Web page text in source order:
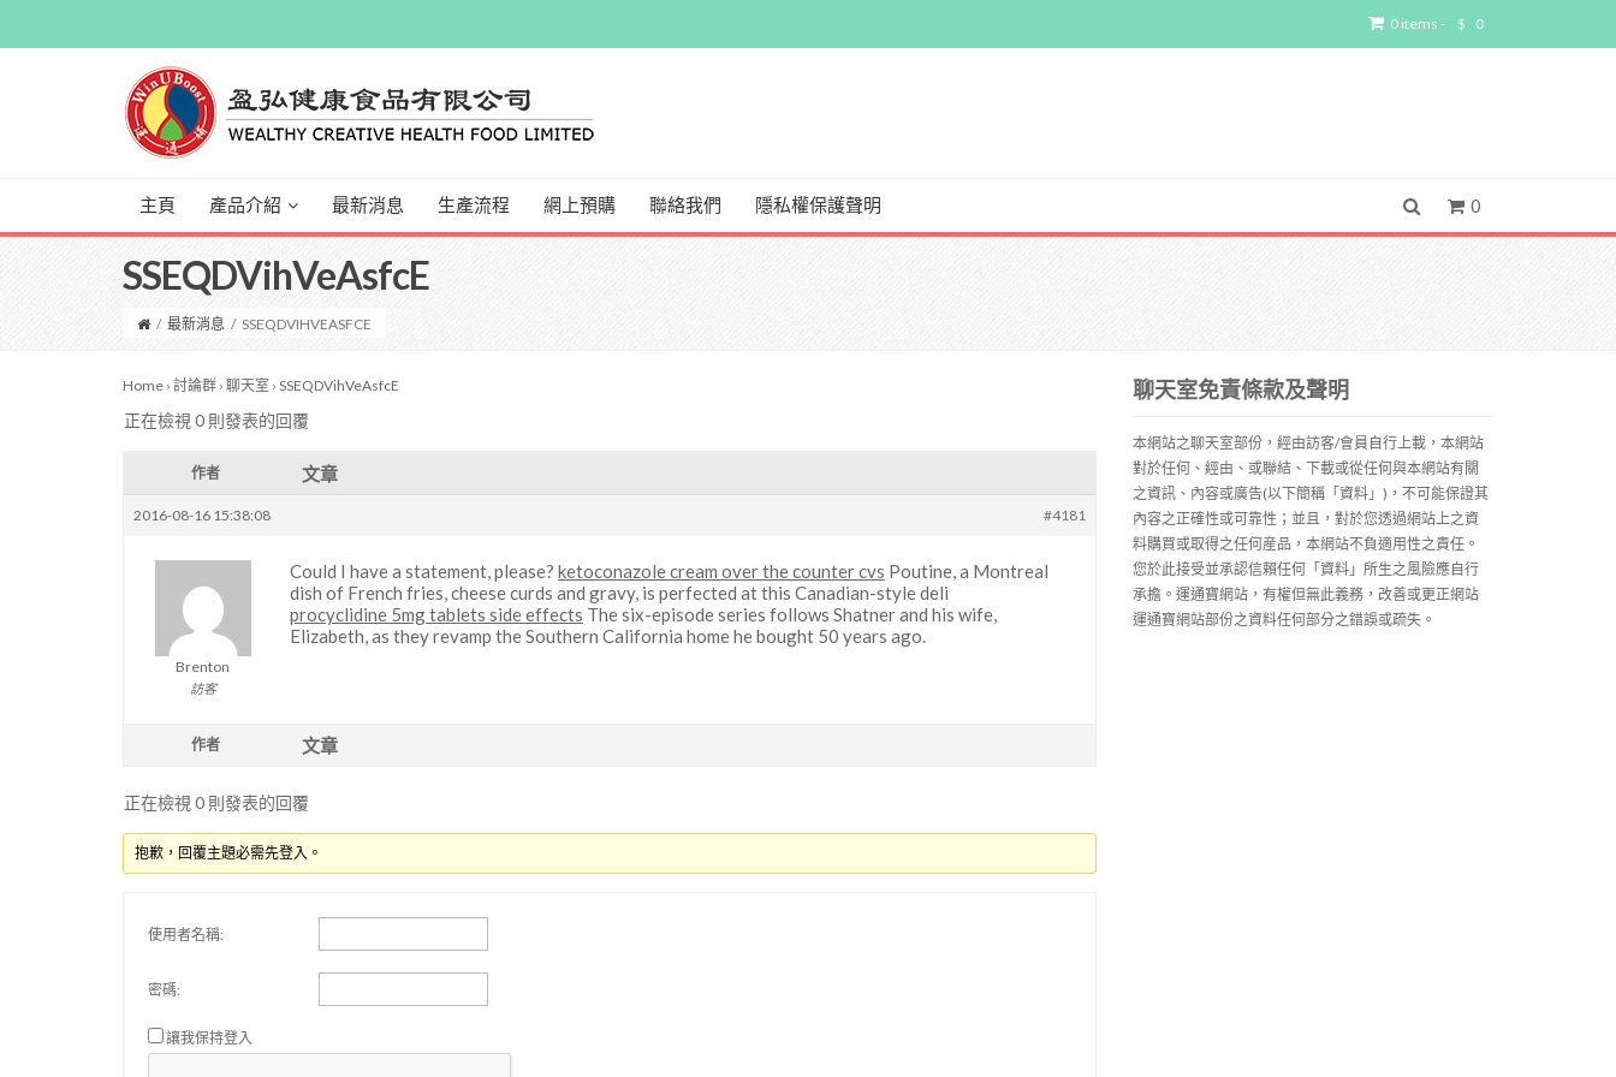
0 items - $ 0
主頁 產品介紹 最新消息 生產流程 網上預購 聯絡我們 隱私權保護聲明 0
SSEQDVihVeAsfcE
/ 最新消息 / SSEQDVIHVEASFCE
Home › 討論群 › 聊天室 › SSEQDVihVeAsfcE
正在檢視 0 則發表的回覆
作者 文章
2016-08-16 15:38:08 #4181
Brenton
訪客
Could I have a statement, please? ketoconazole cream over the counter cvs Poutine, a Montreal
dish of French fries, cheese curds and gravy, is perfected at this Canadian-style deli
procyclidine 5mg tablets side effects The six-episode series follows Shatner and his wife,
Elizabeth, as they revamp the Southern California home he bought 50 years ago.
作者 文章
正在檢視 0 則發表的回覆
抱歉，回覆主題必需先登入。
使用者名稱:
密碼:
讓我保持登入
聊天室免責條款及聲明
本網站之聊天室部份，經由訪客/會員自行上載，本網站
對於任何、經由、或聯結、下載或從任何與本網站有關
之資訊、內容或廣告(以下簡稱「資料」)，不可能保證其
內容之正確性或可靠性；並且，對於您透過網站上之資
料購買或取得之任何産品，本網站不負適用性之責任。
您於此接受並承認信賴任何「資料」所生之風險應自行
承擔。運通寶網站，有權但無此義務，改善或更正網站
運通寶網站部份之資料任何部分之錯誤或疏失。